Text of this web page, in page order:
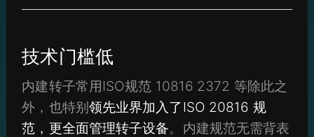
技术门槛低
内建转子常用ISO规范 10816 2372 等除此之
外，也特别领先业界加入了ISO 20816 规
范，更全面管理转子设备。内建规范无需背表